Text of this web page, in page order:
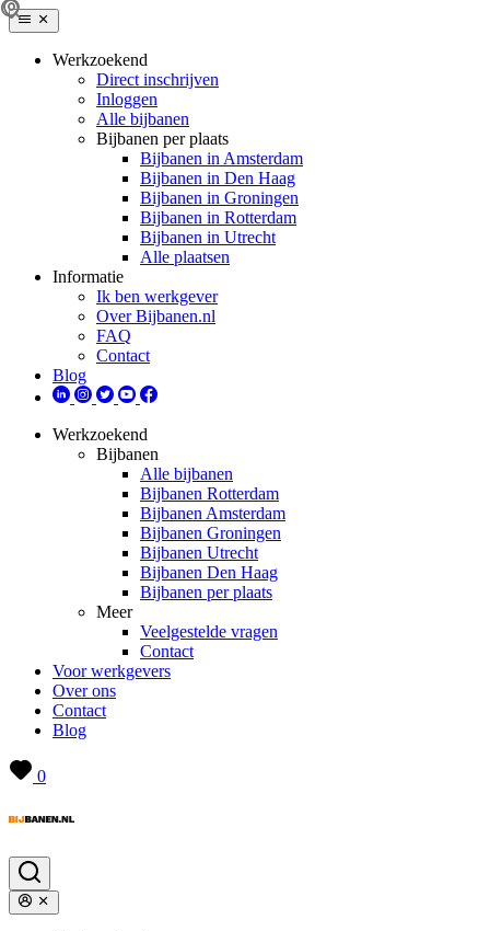
Werkzoekend
Direct inschrijven
Inloggen
Alle bijbanen
Bijbanen per plaats
Bijbanen in Amsterdam
Bijbanen in Den Haag
Bijbanen in Groningen
Bijbanen in Rotterdam
Bijbanen in Utrecht
Alle plaatsen
Informatie
Ik ben werkgever
Over Bijbanen.nl
FAQ
Contact
Blog
Werkzoekend
Bijbanen
Alle bijbanen
Bijbanen Rotterdam
Bijbanen Amsterdam
Bijbanen Groningen
Bijbanen Utrecht
Bijbanen Den Haag
Bijbanen per plaats
Meer
Veelgestelde vragen
Contact
Voor werkgevers
Over ons
Contact
Blog
0